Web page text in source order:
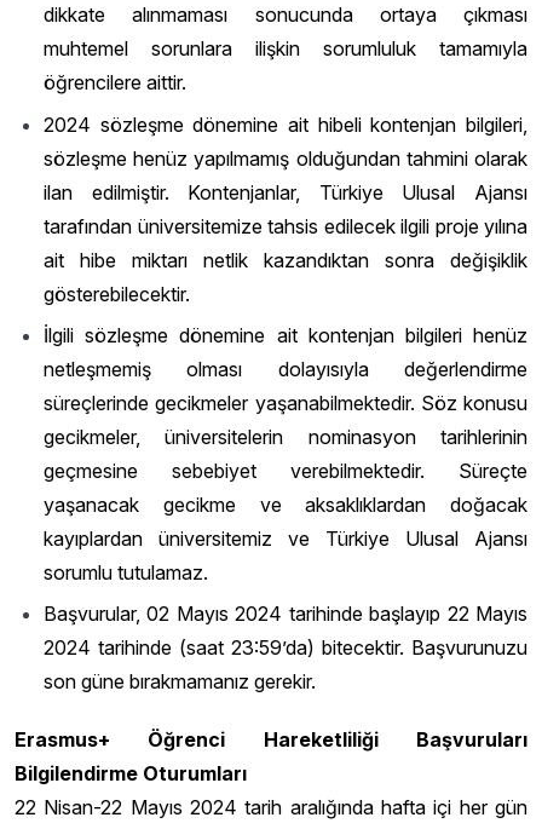
dikkate alınmaması sonucunda ortaya çıkması
muhtemel sorunlara ilişkin sorumluluk tamamıyla
öğrencilere aittir.
2024 sözleşme dönemine ait hibeli kontenjan bilgileri,
sözleşme henüz yapılmamış olduğundan tahmini olarak
ilan edilmiştir. Kontenjanlar, Türkiye Ulusal Ajansı
tarafından üniversitemize tahsis edilecek ilgili proje yılına
ait hibe miktarı netlik kazandıktan sonra değişiklik
gösterebilecektir.
İlgili sözleşme dönemine ait kontenjan bilgileri henüz
netleşmemiş olması dolayısıyla değerlendirme
süreçlerinde gecikmeler yaşanabilmektedir. Söz konusu
gecikmeler, üniversitelerin nominasyon tarihlerinin
geçmesine sebebiyet verebilmektedir. Süreçte
yaşanacak gecikme ve aksaklıklardan doğacak
kayıplardan üniversitemiz ve Türkiye Ulusal Ajansı
sorumlu tutulamaz.
Başvurular, 02 Mayıs 2024 tarihinde başlayıp 22 Mayıs
2024 tarihinde (saat 23:59’da) bitecektir. Başvurunuzu
son güne bırakmamanız gerekir.
Erasmus+ Öğrenci Hareketliliği Başvuruları
Bilgilendirme Oturumları
22 Nisan-22 Mayıs 2024 tarih aralığında hafta içi her gün